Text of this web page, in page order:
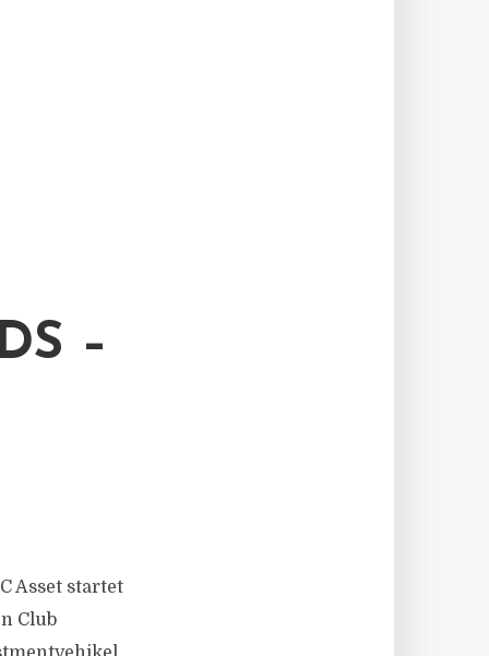
–
Asset startet
Club